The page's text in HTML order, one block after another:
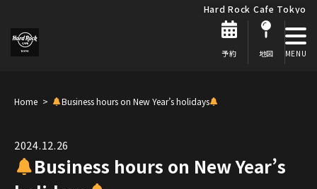
Hard Rock Cafe Tokyo
予約 地図
Home Business hours on New Year’s holidays
2024.12.26
Business hours on New Year’s